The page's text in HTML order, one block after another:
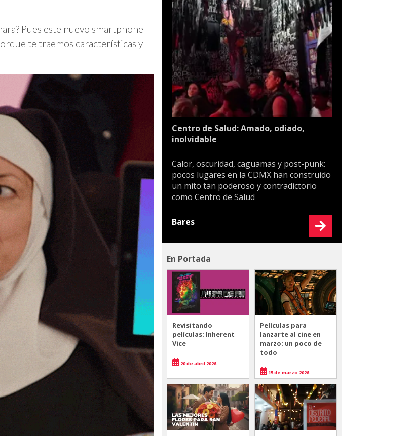
Pues este nuevo smartphone
te traemos características y
Centro de Salud: Amado, odiado,
inolvidable
Calor, oscuridad, caguamas y post-punk:
pocos lugares en la CDMX han construido
un mito tan poderoso y contradictorio
como Centro de Salud
Bares
En Portada
Revisitando
películas: Inherent
Vice
20 de abril 2026
Películas para
lanzarte al cine en
marzo: un poco de
todo
15 de marzo 2026